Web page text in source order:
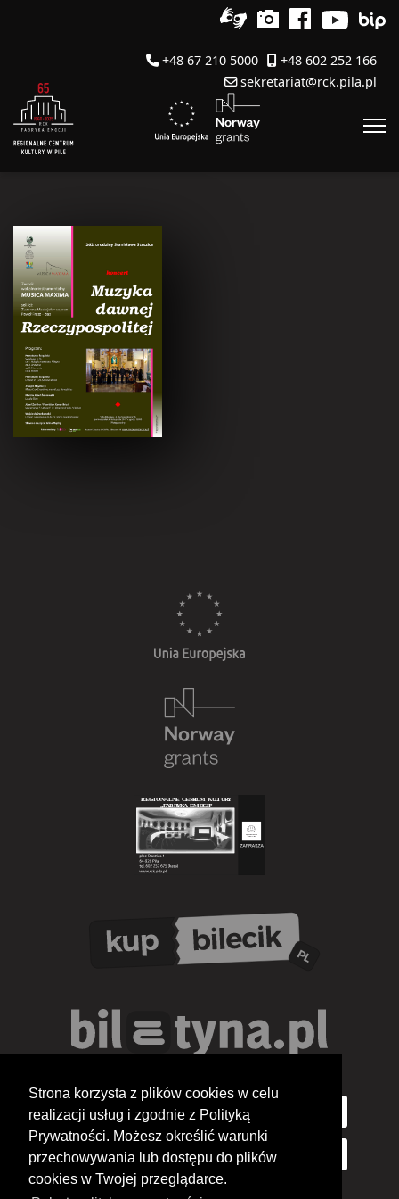
Strona korzysta z plików cookies w celu
realizacji usług i zgodnie z Polityką
Prywatności. Możesz określić warunki
przechowywania lub dostępu do plików
cookies w Twojej przeglądarce.
+48 67 210 5000
+48 602 252 166
sekretariat@rck.pila.pl